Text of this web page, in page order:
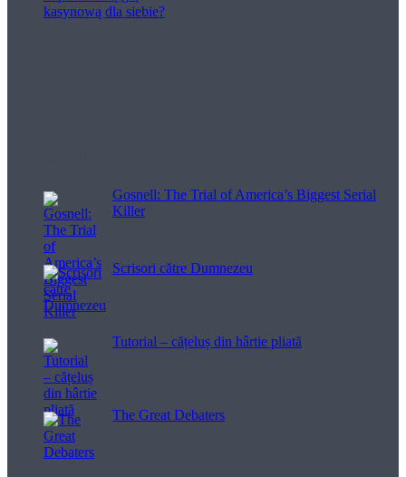
Gosnell: The Trial of America’s Biggest Serial
Killer
Scrisori către Dumnezeu
Tutorial – cățeluș din hârtie pliată
The Great Debaters